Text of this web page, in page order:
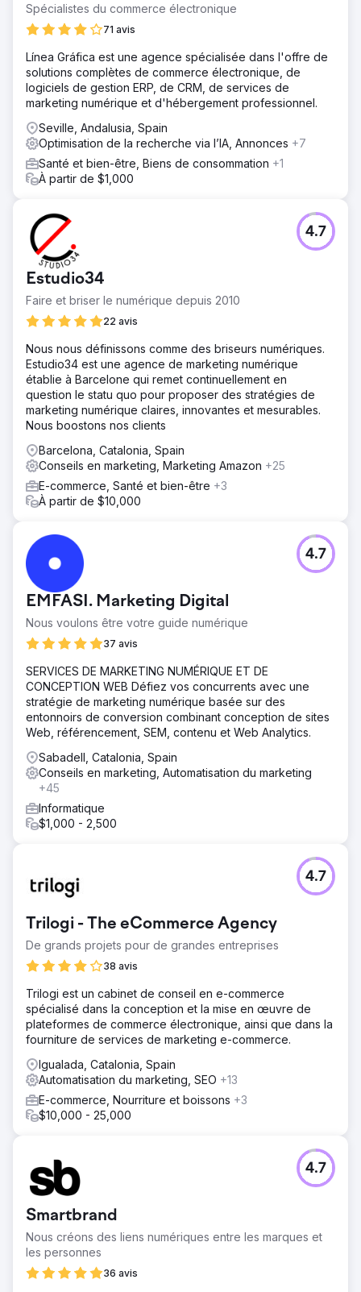
Spécialistes du commerce électronique
71 avis
Línea Gráfica est une agence spécialisée dans l'offre de
solutions complètes de commerce électronique, de
logiciels de gestion ERP, de CRM, de services de
marketing numérique et d'hébergement professionnel.
Seville, Andalusia, Spain
Optimisation de la recherche via l’IA, Annonces +7
Santé et bien-être, Biens de consommation +1
À partir de $1,000
Estudio34
Faire et briser le numérique depuis 2010
22 avis
4.7
Nous nous définissons comme des briseurs numériques.
Estudio34 est une agence de marketing numérique
établie à Barcelone qui remet continuellement en
question le statu quo pour proposer des stratégies de
marketing numérique claires, innovantes et mesurables.
Nous boostons nos clients
Barcelona, Catalonia, Spain
Conseils en marketing, Marketing Amazon +25
E-commerce, Santé et bien-être +3
À partir de $10,000
EMFASI. Marketing Digital
Nous voulons être votre guide numérique
37 avis
4.7
SERVICES DE MARKETING NUMÉRIQUE ET DE
CONCEPTION WEB Défiez vos concurrents avec une
stratégie de marketing numérique basée sur des
entonnoirs de conversion combinant conception de sites
Web, référencement, SEM, contenu et Web Analytics.
Sabadell, Catalonia, Spain
Conseils en marketing, Automatisation du marketing
+45
Informatique
$1,000 - 2,500
Trilogi - The eCommerce Agency
De grands projets pour de grandes entreprises
38 avis
4.7
Trilogi est un cabinet de conseil en e-commerce
spécialisé dans la conception et la mise en œuvre de
plateformes de commerce électronique, ainsi que dans la
fourniture de services de marketing e-commerce.
Igualada, Catalonia, Spain
Automatisation du marketing, SEO +13
E-commerce, Nourriture et boissons +3
$10,000 - 25,000
Smartbrand
Nous créons des liens numériques entre les marques et
les personnes
36 avis
4.7